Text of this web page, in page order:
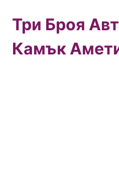
Три Броя
Камък